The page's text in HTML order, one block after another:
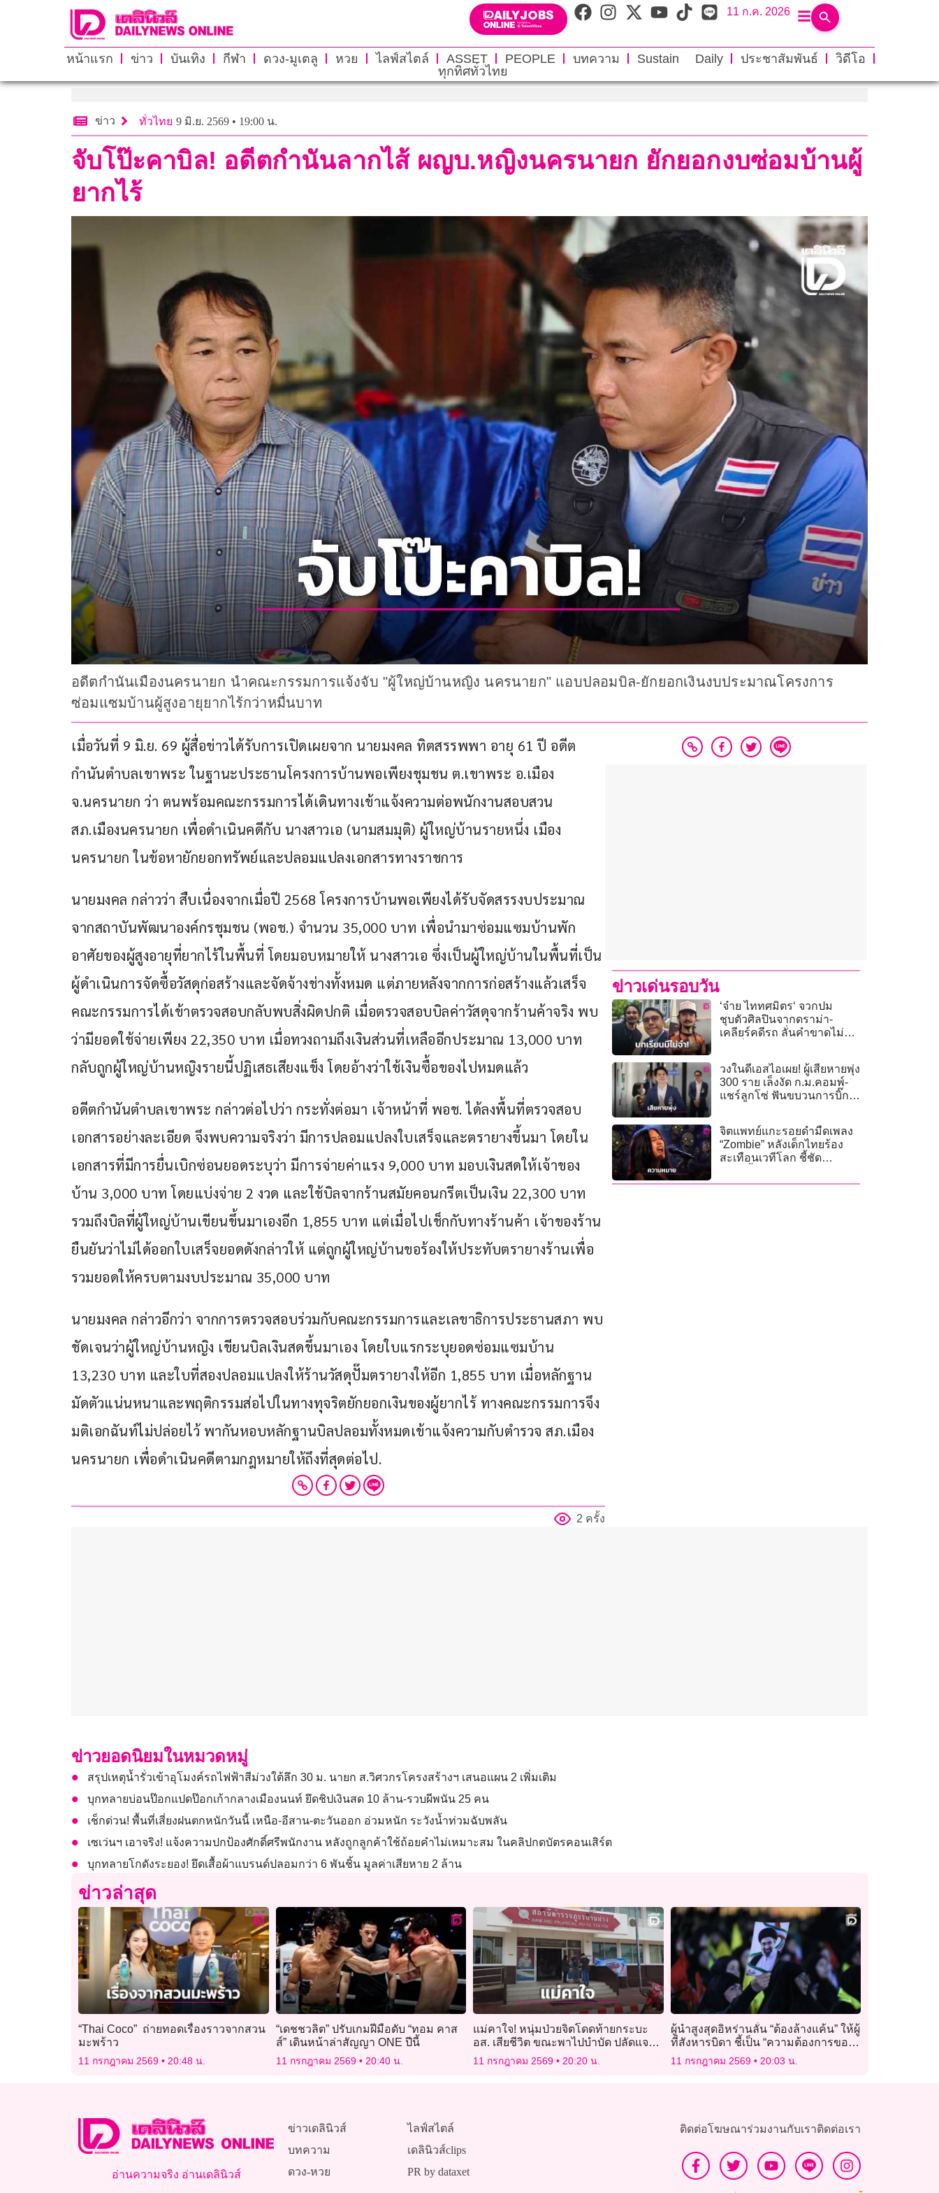
11 ก.ค. 2026
หน้าแรก ข่าว บันเทิง กีฬา ดวง-มูเตลู หวย ไลฟ์สไตล์ ASSET PEOPLE บทความ Sustain Daily ประชาสัมพันธ์
วิดีโอ
ทุกทิศทั่วไทย
ข่าว ทั่วไทย 9 มิ.ย. 2569 • 19:00 น.
จับโป๊ะคาบิล! อดีตกำนันลากไส้ ผญบ.หญิงนครนายก ยักยอกงบซ่อมบ้านผู้
ยากไร้
อดีตกำนันเมืองนครนายก นำคณะกรรมการแจ้งจับ "ผู้ใหญ่บ้านหญิง นครนายก" แอบปลอมบิล-ยักยอกเงินงบประมาณโครงการ
ซ่อมแซมบ้านผู้สูงอายุยากไร้กว่าหมื่นบาท
เมื่อวันที่ 9 มิ.ย. 69 ผู้สื่อข่าวได้รับการเปิดเผยจาก นายมงคล ทิตสรรพพา อายุ 61 ปี อดีต
กำนันตำบลเขาพระ ในฐานะประธานโครงการบ้านพอเพียงชุมชน ต.เขาพระ อ.เมือง
จ.นครนายก ว่า ตนพร้อมคณะกรรมการได้เดินทางเข้าแจ้งความต่อพนักงานสอบสวน
สภ.เมืองนครนายก เพื่อดำเนินคดีกับ นางสาวเอ (นามสมมุติ) ผู้ใหญ่บ้านรายหนึ่ง เมือง
นครนายก ในข้อหายักยอกทรัพย์และปลอมแปลงเอกสารทางราชการ
นายมงคล กล่าวว่า สืบเนื่องจากเมื่อปี 2568 โครงการบ้านพอเพียงได้รับจัดสรรงบประมาณ
จากสถาบันพัฒนาองค์กรชุมชน (พอช.) จำนวน 35,000 บาท เพื่อนำมาซ่อมแซมบ้านพัก
อาศัยของผู้สูงอายุที่ยากไร้ในพื้นที่ โดยมอบหมายให้ นางสาวเอ ซึ่งเป็นผู้ใหญ่บ้านในพื้นที่เป็น
ผู้ดำเนินการจัดซื้อวัสดุก่อสร้างและจัดจ้างช่างทั้งหมด แต่ภายหลังจากการก่อสร้างแล้วเสร็จ
คณะกรรมการได้เข้าตรวจสอบกลับพบสิ่งผิดปกติ เมื่อตรวจสอบบิลค่าวัสดุจากร้านค้าจริง พบ
ว่ามียอดใช้จ่ายเพียง 22,350 บาท เมื่อทวงถามถึงเงินส่วนที่เหลืออีกประมาณ 13,000 บาท
กลับถูกผู้ใหญ่บ้านหญิงรายนี้ปฏิเสธเสียงแข็ง โดยอ้างว่าใช้เงินซื้อของไปหมดแล้ว
อดีตกำนันตำบลเขาพระ กล่าวต่อไปว่า กระทั่งต่อมา เจ้าหน้าที่ พอช. ได้ลงพื้นที่ตรวจสอบ
เอกสารอย่างละเอียด จึงพบความจริงว่า มีการปลอมแปลงใบเสร็จและตรายางขึ้นมา โดยใน
เอกสารที่มีการยื่นเบิกซ่อนยอดระบุว่า มีการจ่ายค่าแรง 9,000 บาท มอบเงินสดให้เจ้าของ
บ้าน 3,000 บาท โดยแบ่งจ่าย 2 งวด และใช้บิลจากร้านสมัยคอนกรีตเป็นเงิน 22,300 บาท
รวมถึงบิลที่ผู้ใหญ่บ้านเขียนขึ้นมาเองอีก 1,855 บาท แต่เมื่อไปเช็กกับทางร้านค้า เจ้าของร้าน
ยืนยันว่าไม่ได้ออกใบเสร็จยอดดังกล่าวให้ แต่ถูกผู้ใหญ่บ้านขอร้องให้ประทับตรายางร้านเพื่อ
รวมยอดให้ครบตามงบประมาณ 35,000 บาท
นายมงคล กล่าวอีกว่า จากการตรวจสอบร่วมกับคณะกรรมการและเลขาธิการประธานสภา พบ
ชัดเจนว่าผู้ใหญ่บ้านหญิง เขียนบิลเงินสดขึ้นมาเอง โดยใบแรกระบุยอดซ่อมแซมบ้าน
13,230 บาท และใบที่สองปลอมแปลงให้ร้านวัสดุปั๊มตรายางให้อีก 1,855 บาท เมื่อหลักฐาน
มัดตัวแน่นหนาและพฤติกรรมส่อไปในทางทุจริตยักยอกเงินของผู้ยากไร้ ทางคณะกรรมการจึง
มติเอกฉันท์ไม่ปล่อยไว้ พากันหอบหลักฐานบิลปลอมทั้งหมดเข้าแจ้งความกับตำรวจ สภ.เมือง
นครนายก เพื่อดำเนินคดีตามกฎหมายให้ถึงที่สุดต่อไป.
2 ครั้ง
ข่าวเด่นรอบวัน
‘จ๋าย ไททศมิตร‘ จวกปม
ชุบตัวศิลปินจากดราม่า-
เคลียร์คดีรถ ลั่นคำขาดไม่
วงในดีเอสไอเผย! ผู้เสียหายพุ่ง
300 ราย เล็งงัด ก.ม.คอมพ์-
แชร์ลูกโซ่ ฟันขบวนการบิ๊ก
จิตแพทย์แกะรอยดำมืดเพลง
“Zombie” หลังเด็กไทยร้อง
สะเทือนเวทีโลก ชี้ชัด
ข่าวยอดนิยมในหมวดหมู่
สรุปเหตุน้ำรั่วเข้าอุโมงค์รถไฟฟ้าสีม่วงใต้ลึก 30 ม. นายก ส.วิศวกรโครงสร้างฯ เสนอแผน 2 เพิ่มเติม
บุกทลายบ่อนป๊อกแปดป๊อกเก้ากลางเมืองนนท์ ยึดชิปเงินสด 10 ล้าน-รวบผีพนัน 25 คน
เช็กด่วน! พื้นที่เสี่ยงฝนตกหนักวันนี้ เหนือ-อีสาน-ตะวันออก อ่วมหนัก ระวังน้ำท่วมฉับพลัน
เซเว่นฯ เอาจริง! แจ้งความปกป้องศักดิ์ศรีพนักงาน หลังถูกลูกค้าใช้ถ้อยคำไม่เหมาะสม ในคลิปกดบัตรคอนเสิร์ต
บุกทลายโกดังระยอง! ยึดเสื้อผ้าแบรนด์ปลอมกว่า 6 พันชิ้น มูลค่าเสียหาย 2 ล้าน
ข่าวล่าสุด
“Thai Coco” ถ่ายทอดเรื่องราวจากสวน
มะพร้าว
11 กรกฎาคม 2569 20:48 น.
“เดชชวลิต” ปรับเกมฝีมือดับ “ทอม คาส
ส์” เดินหน้าล่าสัญญา ONE ปีนี้
11 กรกฎาคม 2569 20:40 น.
แม่คาใจ! หนุ่มป่วยจิตโดดท้ายกระบะ
อส. เสียชีวิต ขณะพาไปบำบัด ปลัดแจง
เหตุสุดวิสัย
11 กรกฎาคม 2569 20:20 น.
ผู้นำสูงสุดอิหร่านลั่น “ต้องล้างแค้น” ให้ผู้
ที่สังหารบิดา ชี้เป็น “ความต้องการของ
ประชาชน”
11 กรกฎาคม 2569 20:03 น.
อ่านความจริง อ่านเดลินิวส์
ข่าวเดลินิวส์
บทความ
ดวง-หวย
ไลฟ์สไตล์
เดลินิวส์clips
PR by dataxet
ติดต่อโฆษณาร่วมงานกับเราติดต่อเรา